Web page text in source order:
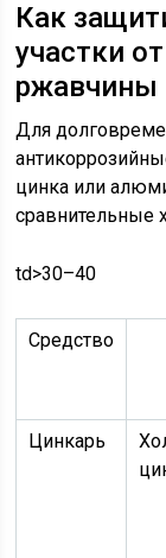
Как
участки
ржавчины
Для
цинка или
сравнительные
td>30–40
Средство
Цинкарь